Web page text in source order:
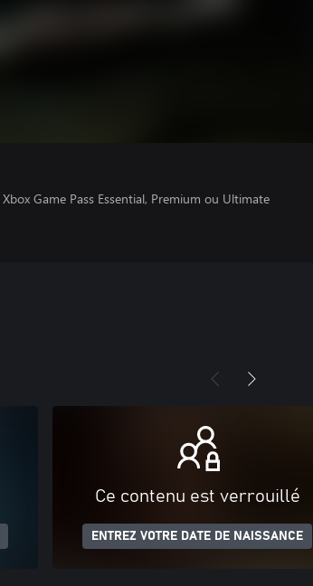
Game Pass Essential, Premium ou Ultimate
Ce contenu est verrouillé
ENTREZ VOTRE DATE DE NAISSANCE